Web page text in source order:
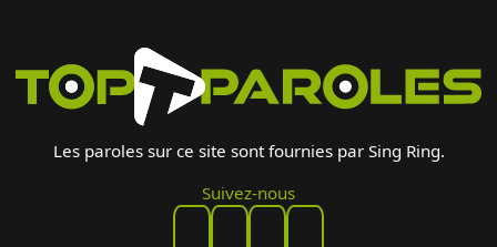
Les paroles sur ce site sont fournies par Sing Ring.
Suivez-nous